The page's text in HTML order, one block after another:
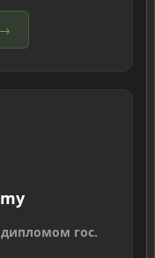
→
гос.